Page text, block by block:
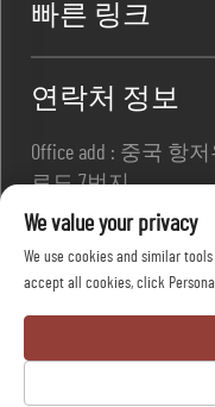
빠른 링크
연락처 정보
Office add : 중국 항
로드 7번지
이메일 :[email
전화번호 :
+86-
Copyright © 항저
리 보유 - 개
We value your privacy
We use cookies and similar
accept all cookies, click